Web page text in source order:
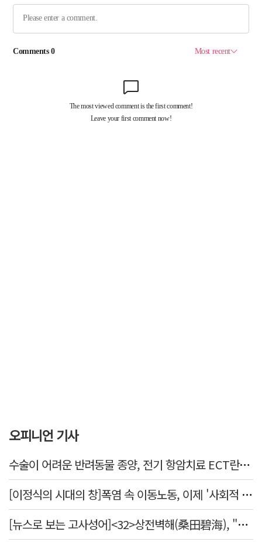
오피니언 기사
수술이 어려운 반려동물 종양, 전기 항암치료 ECT란? [반려동물 건강톡톡]
[이정식의 시대의 창]폭염 속 이동노동, 이제 '사회적 위험 관리'로 전환할 때
[뉴스로 보는 고사성어]<32>상전벽해(桑田碧海), "뽕나무밭이 푸른 바다가 되었다."